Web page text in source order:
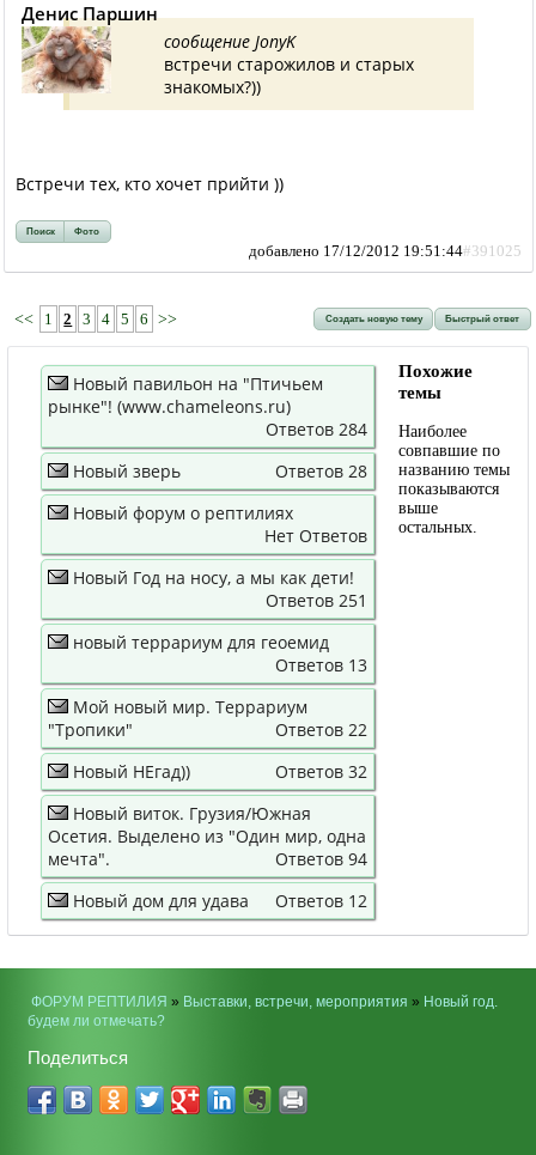
Денис Паршин
сообщение JonyK
встречи старожилов и старых
знакомых?))
Встречи тех, кто хочет прийти ))
Поиск Фото
добавлено 17/12/2012 19:51:44#391025
<< 1 2 3 4 5 6 >> Создать новую тему Быстрый ответ
Новый павильон на "Птичьем
рынке"! (www.chameleons.ru)
Ответов 284
Новый зверь
Ответов 28
Новый форум о рептилиях
Нет Ответов
Новый Год на носу, а мы как дети!
Ответов 251
новый террариум для геоемид
Ответов 13
Мой новый мир. Террариум
"Тропики"
Ответов 22
Новый НЕгад))
Ответов 32
Новый виток. Грузия/Южная
Осетия. Выделено из "Один мир, одна
мечта".
Ответов 94
Новый дом для удава
Ответов 12
Похожие
темы
Наиболее
совпавшие по
названию темы
показываются
выше
остальных.
ФОРУМ РЕПТИЛИЯ » Выставки, встречи, мероприятия » Новый год.
будем ли отмечать?
Поделиться